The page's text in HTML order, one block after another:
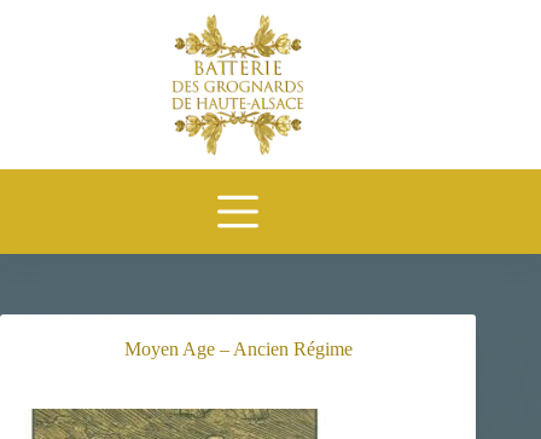
Moyen Age – Ancien Régime